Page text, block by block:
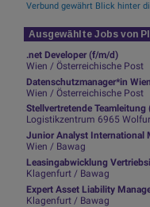
Ausgewählte Jobs von
.net Developer (f/m/d)
Wien / Österreichische Post
Datenschutzmanager*in
Wien / Österreichische Post
Stellvertretende Teamleitung
Logistikzentrum 6965
Junior Analyst International
Wien / Bawag
Leasingabwicklung
Klagenfurt / Bawag
Expert Asset Liability
Klagenfurt / Bawag